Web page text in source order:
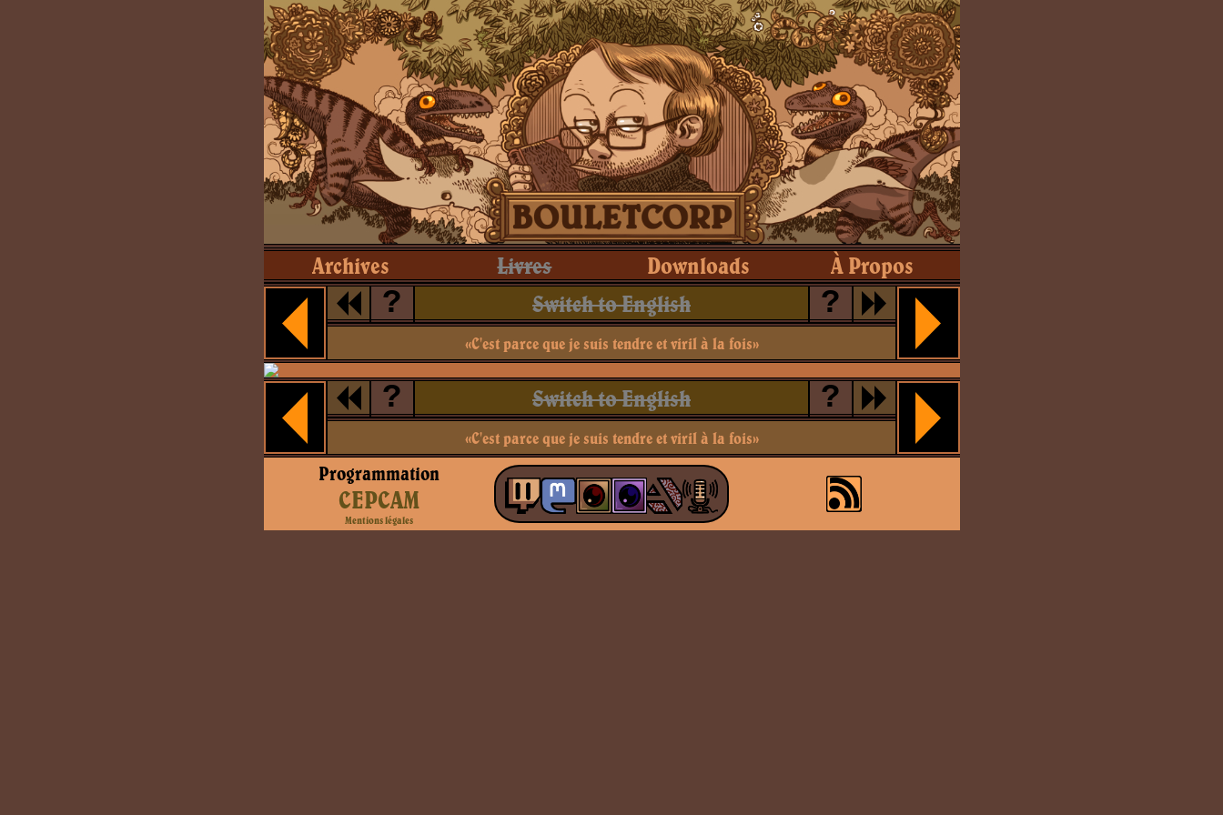
Archives Livres Downloads À Propos
? Switch to English ?
«C'est parce que je suis tendre et viril à la fois»
? Switch to English ?
«C'est parce que je suis tendre et viril à la fois»
Programmation
CEPCAM
Mentions légales